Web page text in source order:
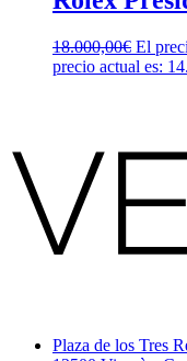
18.000,00€ El
precio actual es:
Plaza de los Tres